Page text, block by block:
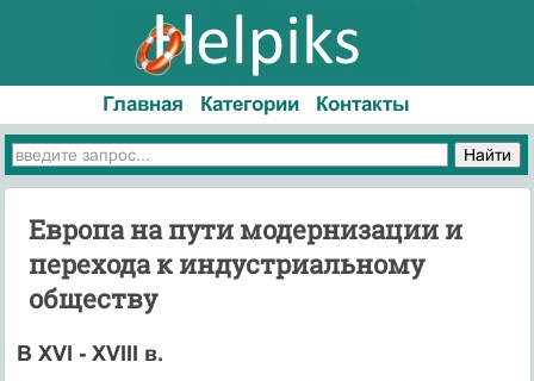
Главная Категории Контакты
Европа на пути модернизации и
перехода к индустриальному
обществу
В XVI - XVIII в.